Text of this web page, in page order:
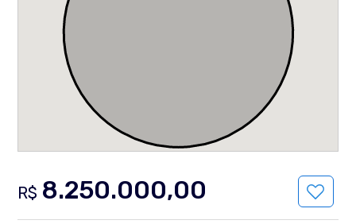
R$ 8.250.000,00